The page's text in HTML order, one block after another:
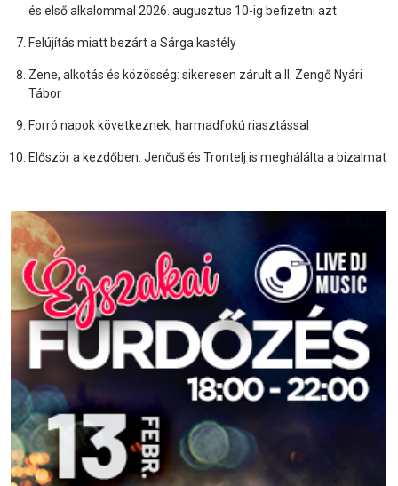
és első alkalommal 2026. augusztus 10-ig befizetni azt
Felújítás miatt bezárt a Sárga kastély
Zene, alkotás és közösség: sikeresen zárult a II. Zengő Nyári
Tábor
Forró napok következnek, harmadfokú riasztással
Először a kezdőben: Jenčuš és Trontelj is meghálálta a bizalmat